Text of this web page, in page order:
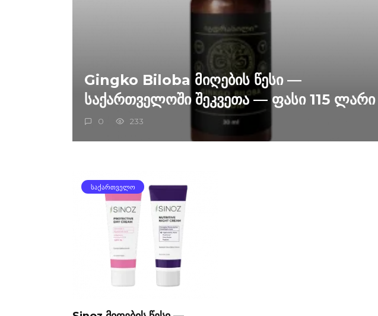
Gingko Biloba მიღების წესი —
საქართველოში შეკვეთა — ფასი 115 ლარი
0 233
ᲡᲐᲥᲐᲠᲗᲕᲔᲚᲝ